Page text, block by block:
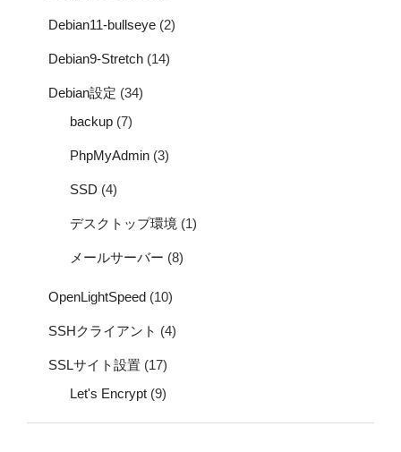
Debian11-bullseye (2)
Debian9-Stretch (14)
Debian設定 (34)
backup (7)
PhpMyAdmin (3)
SSD (4)
デスクトップ環境 (1)
メールサーバー (8)
OpenLightSpeed (10)
SSHクライアント (4)
SSLサイト設置 (17)
Let's Encrypt (9)